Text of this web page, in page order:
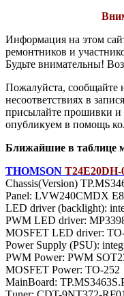
Информация на этом
ремонтников и
Будьте внимательны!
Пожалуйста, сообщайте
несоответствиях в
присылайте прошивки и
опубликуем в помощь
Ближайшие в таблице
THOMSON T24E20DH-
Chassis(Version)
Panel: LVW240CMDX
LED driver (backlight):
PWM LED driver:
MOSFET LED driver:
Power Supply (PSU):
PWM Power: PWM
MOSFET Power: TO-252
MainBoard: